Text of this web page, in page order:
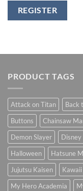
REGISTER
PRODUCT TAGS
Attack on Titan Back
Buttons
Chainsaw
Demon Slayer
Disney
Halloween
Hatsune
Jujutsu Kaisen
Kawaii
My Hero Academia